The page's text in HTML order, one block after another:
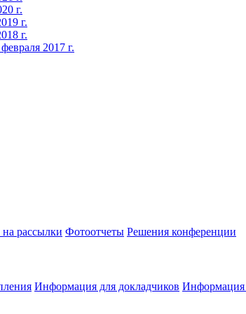
г.
г.
г.
2017 г.
рассылки Фотоотчеты Решения конференции
Информация для докладчиков Информация